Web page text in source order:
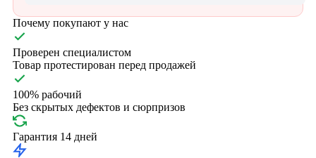
Почему покупают у нас
Проверен специалистом
Товар протестирован перед продажей
100% рабочий
Без скрытых дефектов и сюрпризов
Гарантия 14 дней